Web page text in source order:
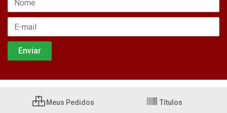
Meus Pedidos Títulos